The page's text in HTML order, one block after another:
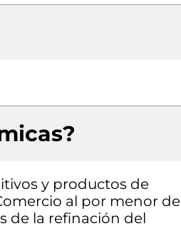
y productos de
al por menor de
de la refinación del